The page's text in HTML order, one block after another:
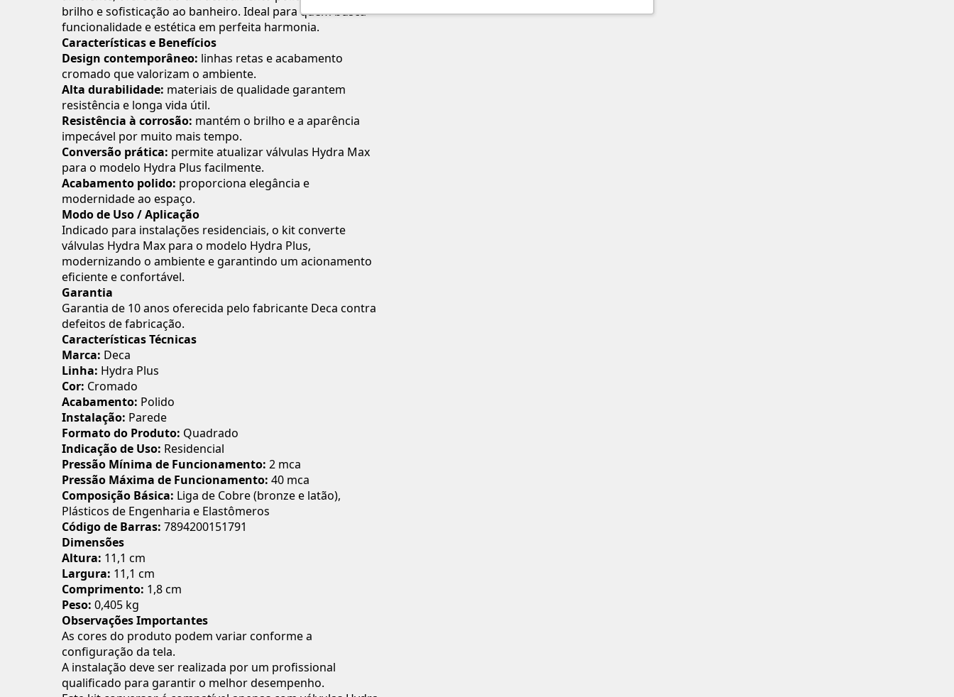
brilho e sofisticação ao banheiro. Ideal para quem busca
funcionalidade e estética em perfeita harmonia.
Características e Benefícios
Design contemporâneo: linhas retas e acabamento
cromado que valorizam o ambiente.
Alta durabilidade: materiais de qualidade garantem
resistência e longa vida útil.
Resistência à corrosão: mantém o brilho e a aparência
impecável por muito mais tempo.
Conversão prática: permite atualizar válvulas Hydra Max
para o modelo Hydra Plus facilmente.
Acabamento polido: proporciona elegância e
modernidade ao espaço.
Modo de Uso / Aplicação
Indicado para instalações residenciais, o kit converte
válvulas Hydra Max para o modelo Hydra Plus,
modernizando o ambiente e garantindo um acionamento
eficiente e confortável.
Garantia
Garantia de 10 anos oferecida pelo fabricante Deca contra
defeitos de fabricação.
Características Técnicas
Marca: Deca
Linha: Hydra Plus
Cor: Cromado
Acabamento: Polido
Instalação: Parede
Formato do Produto: Quadrado
Indicação de Uso: Residencial
Pressão Mínima de Funcionamento: 2 mca
Pressão Máxima de Funcionamento: 40 mca
Composição Básica: Liga de Cobre (bronze e latão),
Plásticos de Engenharia e Elastômeros
Código de Barras: 7894200151791
Dimensões
Altura: 11,1 cm
Largura: 11,1 cm
Comprimento: 1,8 cm
Peso: 0,405 kg
Observações Importantes
As cores do produto podem variar conforme a
configuração da tela.
A instalação deve ser realizada por um profissional
qualificado para garantir o melhor desempenho.